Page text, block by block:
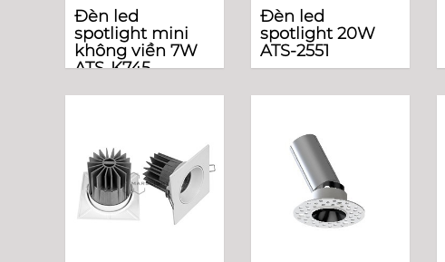
Đèn led
spotlight mini
không viền 7W
ATS-K745
Đèn led
spotlight 20W
ATS-2551